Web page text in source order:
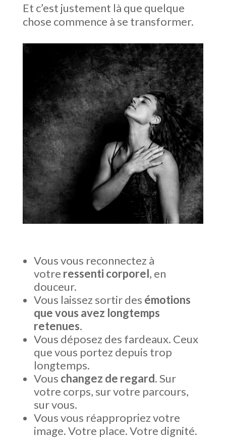
Et c’est justement là que quelque
chose commence à se transformer.
Vous vous reconnectez à
votre ressenti corporel, en
douceur.
Vous laissez sortir des émotions
que vous avez longtemps
retenues.
Vous déposez des fardeaux. Ceux
que vous portez depuis trop
longtemps.
Vous changez de regard. Sur
votre corps, sur votre parcours,
sur vous.
Vous vous réappropriez votre
image. Votre place. Votre dignité.